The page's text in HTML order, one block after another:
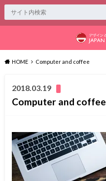
HOME Computer and coffee
2018.03.19
Computer and coffee